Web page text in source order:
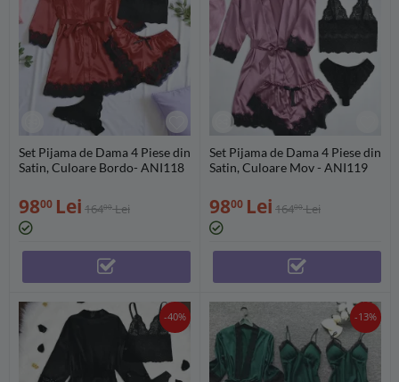
Set Pijama de Dama 4 Piese din
Satin, Culoare Bordo- ANI118
9800 Lei 16400 Lei
Set Pijama de Dama 4 Piese din
Satin, Culoare Mov - ANI119
9800 Lei 16400 Lei
-40% -13%